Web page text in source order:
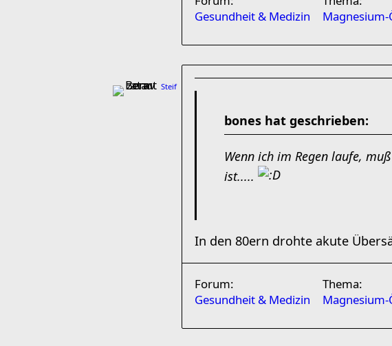
Gesundheit & Medizin
Steif
bones hat geschrieben:
Wenn ich im Regen laufe,
ist.....
In den 80ern drohte akute
Forum:
Gesundheit & Medizin
Thema: